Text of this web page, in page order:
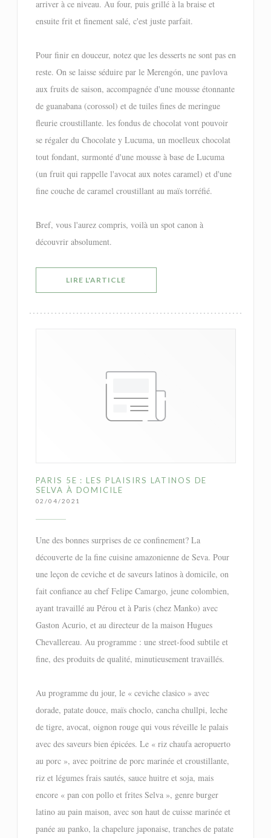
arriver à ce niveau. Au four, puis grillé à la braise et
ensuite frit et finement salé, c'est juste parfait.
Pour finir en douceur, notez que les desserts ne sont pas en
reste. On se laisse séduire par le Merengón, une pavlova
aux fruits de saison, accompagnée d'une mousse étonnante
de guanabana (corossol) et de tuiles fines de meringue
fleurie croustillante. les fondus de chocolat vont pouvoir
se régaler du Chocolate y Lucuma, un moelleux chocolat
tout fondant, surmonté d'une mousse à base de Lucuma
(un fruit qui rappelle l'avocat aux notes caramel) et d'une
fine couche de caramel croustillant au maïs torréfié.
Bref, vous l'aurez compris, voilà un spot canon à
découvrir absolument.
LIRE L'ARTICLE
PARIS 5E : LES PLAISIRS LATINOS DE
SELVA À DOMICILE
02/04/2021
Une des bonnes surprises de ce confinement? La
découverte de la fine cuisine amazonienne de Seva. Pour
une leçon de ceviche et de saveurs latinos à domicile, on
fait confiance au chef Felipe Camargo, jeune colombien,
ayant travaillé au Pérou et à Paris (chez Manko) avec
Gaston Acurio, et au directeur de la maison Hugues
Chevallereau. Au programme : une street-food subtile et
fine, des produits de qualité, minutieusement travaillés.
Au programme du jour, le « ceviche clasico » avec
dorade, patate douce, maïs choclo, cancha chullpi, leche
de tigre, avocat, oignon rouge qui vous réveille le palais
avec des saveurs bien épicées. Le « riz chaufa aeropuerto
au porc », avec poitrine de porc marinée et croustillante,
riz et légumes frais sautés, sauce huitre et soja, mais
encore « pan con pollo et frites Selva », genre burger
latino au pain maison, avec son haut de cuisse marinée et
panée au panko, la chapelure japonaise, tranches de patate